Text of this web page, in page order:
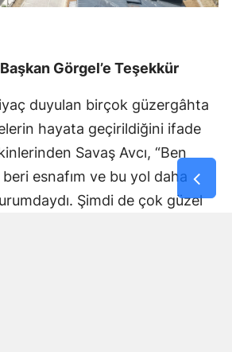
Görgel’e Teşekkür
duyulan birçok güzergâhta
hayata geçirildiğini ifade
Savaş Avcı, “Ben
beri esnafım ve bu yol daha
Şimdi de çok güzel